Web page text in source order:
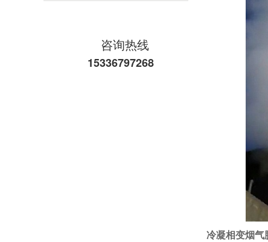
冷凝相变烟气
咨询热线
15336797268